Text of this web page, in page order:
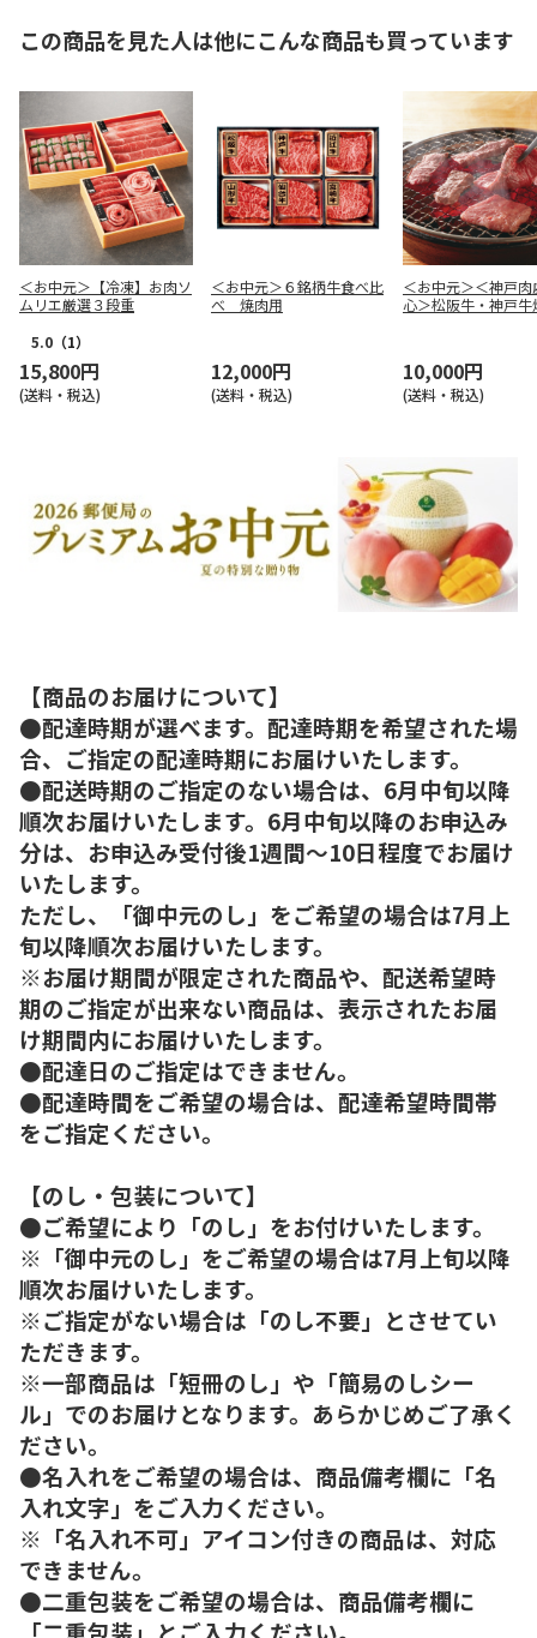
この商品を見た人は他にこんな商品も買っています
＜お中元＞【冷凍】お肉ソ
ムリエ厳選３段重
5.0 （1）
15,800円
(送料・税込)
＜お中元＞６銘柄牛食べ比
べ 焼肉用
12,000円
(送料・税込)
＜お中元＞＜神戸
心＞松阪牛・神戸牛
10,000円
(送料・税込)
【商品のお届けについて】
●配達時期が選べます。配達時期を希望された場
合、ご指定の配達時期にお届けいたします。
●配送時期のご指定のない場合は、6月中旬以降
順次お届けいたします。6月中旬以降のお申込み
分は、お申込み受付後1週間～10日程度でお届け
いたします。
ただし、「御中元のし」をご希望の場合は7月上
旬以降順次お届けいたします。
※お届け期間が限定された商品や、配送希望時
期のご指定が出来ない商品は、表示されたお届
け期間内にお届けいたします。
●配達日のご指定はできません。
●配達時間をご希望の場合は、配達希望時間帯
をご指定ください。
【のし・包装について】
●ご希望により「のし」をお付けいたします。
※「御中元のし」をご希望の場合は7月上旬以降
順次お届けいたします。
※ご指定がない場合は「のし不要」とさせてい
ただきます。
※一部商品は「短冊のし」や「簡易のしシー
ル」でのお届けとなります。あらかじめご了承く
ださい。
●名入れをご希望の場合は、商品備考欄に「名
入れ文字」をご入力ください。
※「名入れ不可」アイコン付きの商品は、対応
できません。
●二重包装をご希望の場合は、商品備考欄に
「二重包装」とご入力ください。